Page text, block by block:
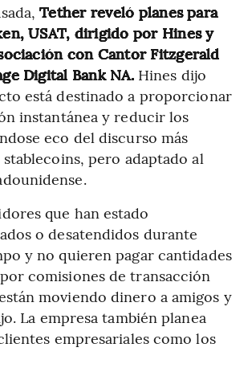
Tether reveló planes para
USAT, dirigido por Hines y
con Cantor Fitzgerald
Digital Bank NA.Hines dijo
está destinado a proporcionar
instantánea y reducir los
eco del discurso más
pero adaptado al
que han estado
o desatendidos durante
y no quieren pagar cantidades
comisiones de transacción
moviendo dinero a amigos y
La empresa también planea
empresariales como los